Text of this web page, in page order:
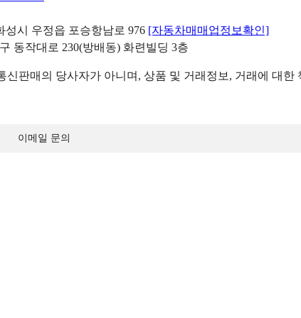
성시 우정읍 포승항남로 976 [자동차매매업정보확인]
동작대로 230(방배동) 화련빌딩 3층
판매의 당사자가 아니며, 상품 및 거래정보, 거래에 대한
이메일 문의